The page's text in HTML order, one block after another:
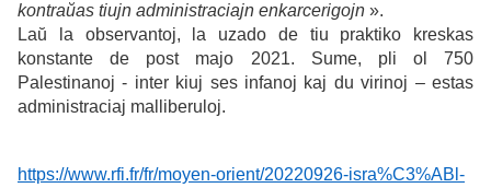
kontraŭas tiujn administraciajn enkarcerigojn ».
Laŭ la observantoj, la uzado de tiu praktiko kreskas
konstante de post majo 2021. Sume, pli ol 750
Palestinanoj - inter kiuj ses infanoj kaj du virinoj – estas
administraciaj malliberuloj.
https://www.rfi.fr/fr/moyen-orient/20220926-isra%C3%ABl-